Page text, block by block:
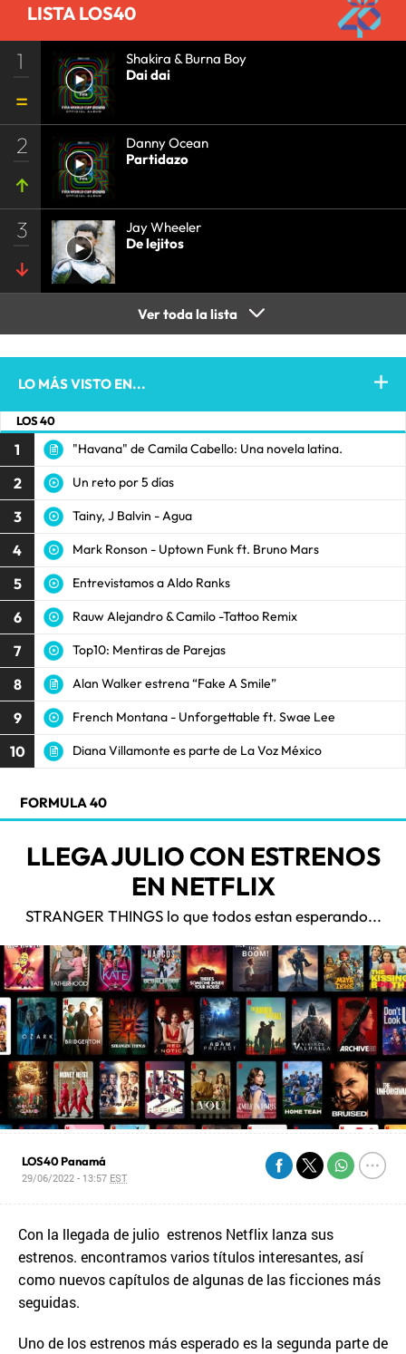
LISTA LOS40
1
Shakira & Burna Boy
Dai dai
2
Danny Ocean
Partidazo
3
Jay Wheeler
De lejitos
Ver toda la lista
LO MÁS VISTO EN...
LOS 40
1 "Havana" de Camila Cabello: Una novela latina.
2 Un reto por 5 días
3 Tainy, J Balvin - Agua
4 Mark Ronson - Uptown Funk ft. Bruno Mars
5 Entrevistamos a Aldo Ranks
6 Rauw Alejandro & Camilo -Tattoo Remix
7 Top10: Mentiras de Parejas
8 Alan Walker estrena “Fake A Smile”
9 French Montana - Unforgettable ft. Swae Lee
10 Diana Villamonte es parte de La Voz México
FORMULA 40
LLEGA JULIO CON ESTRENOS
EN NETFLIX
STRANGER THINGS lo que todos estan esperando...
LOS40 Panamá
29/06/2022 - 13:57 EST
Con la llegada de julio estrenos Netflix lanza sus
estrenos. encontramos varios títulos interesantes, así
como nuevos capítulos de algunas de las ficciones más
seguidas.
Uno de los estrenos más esperado es la segunda parte de